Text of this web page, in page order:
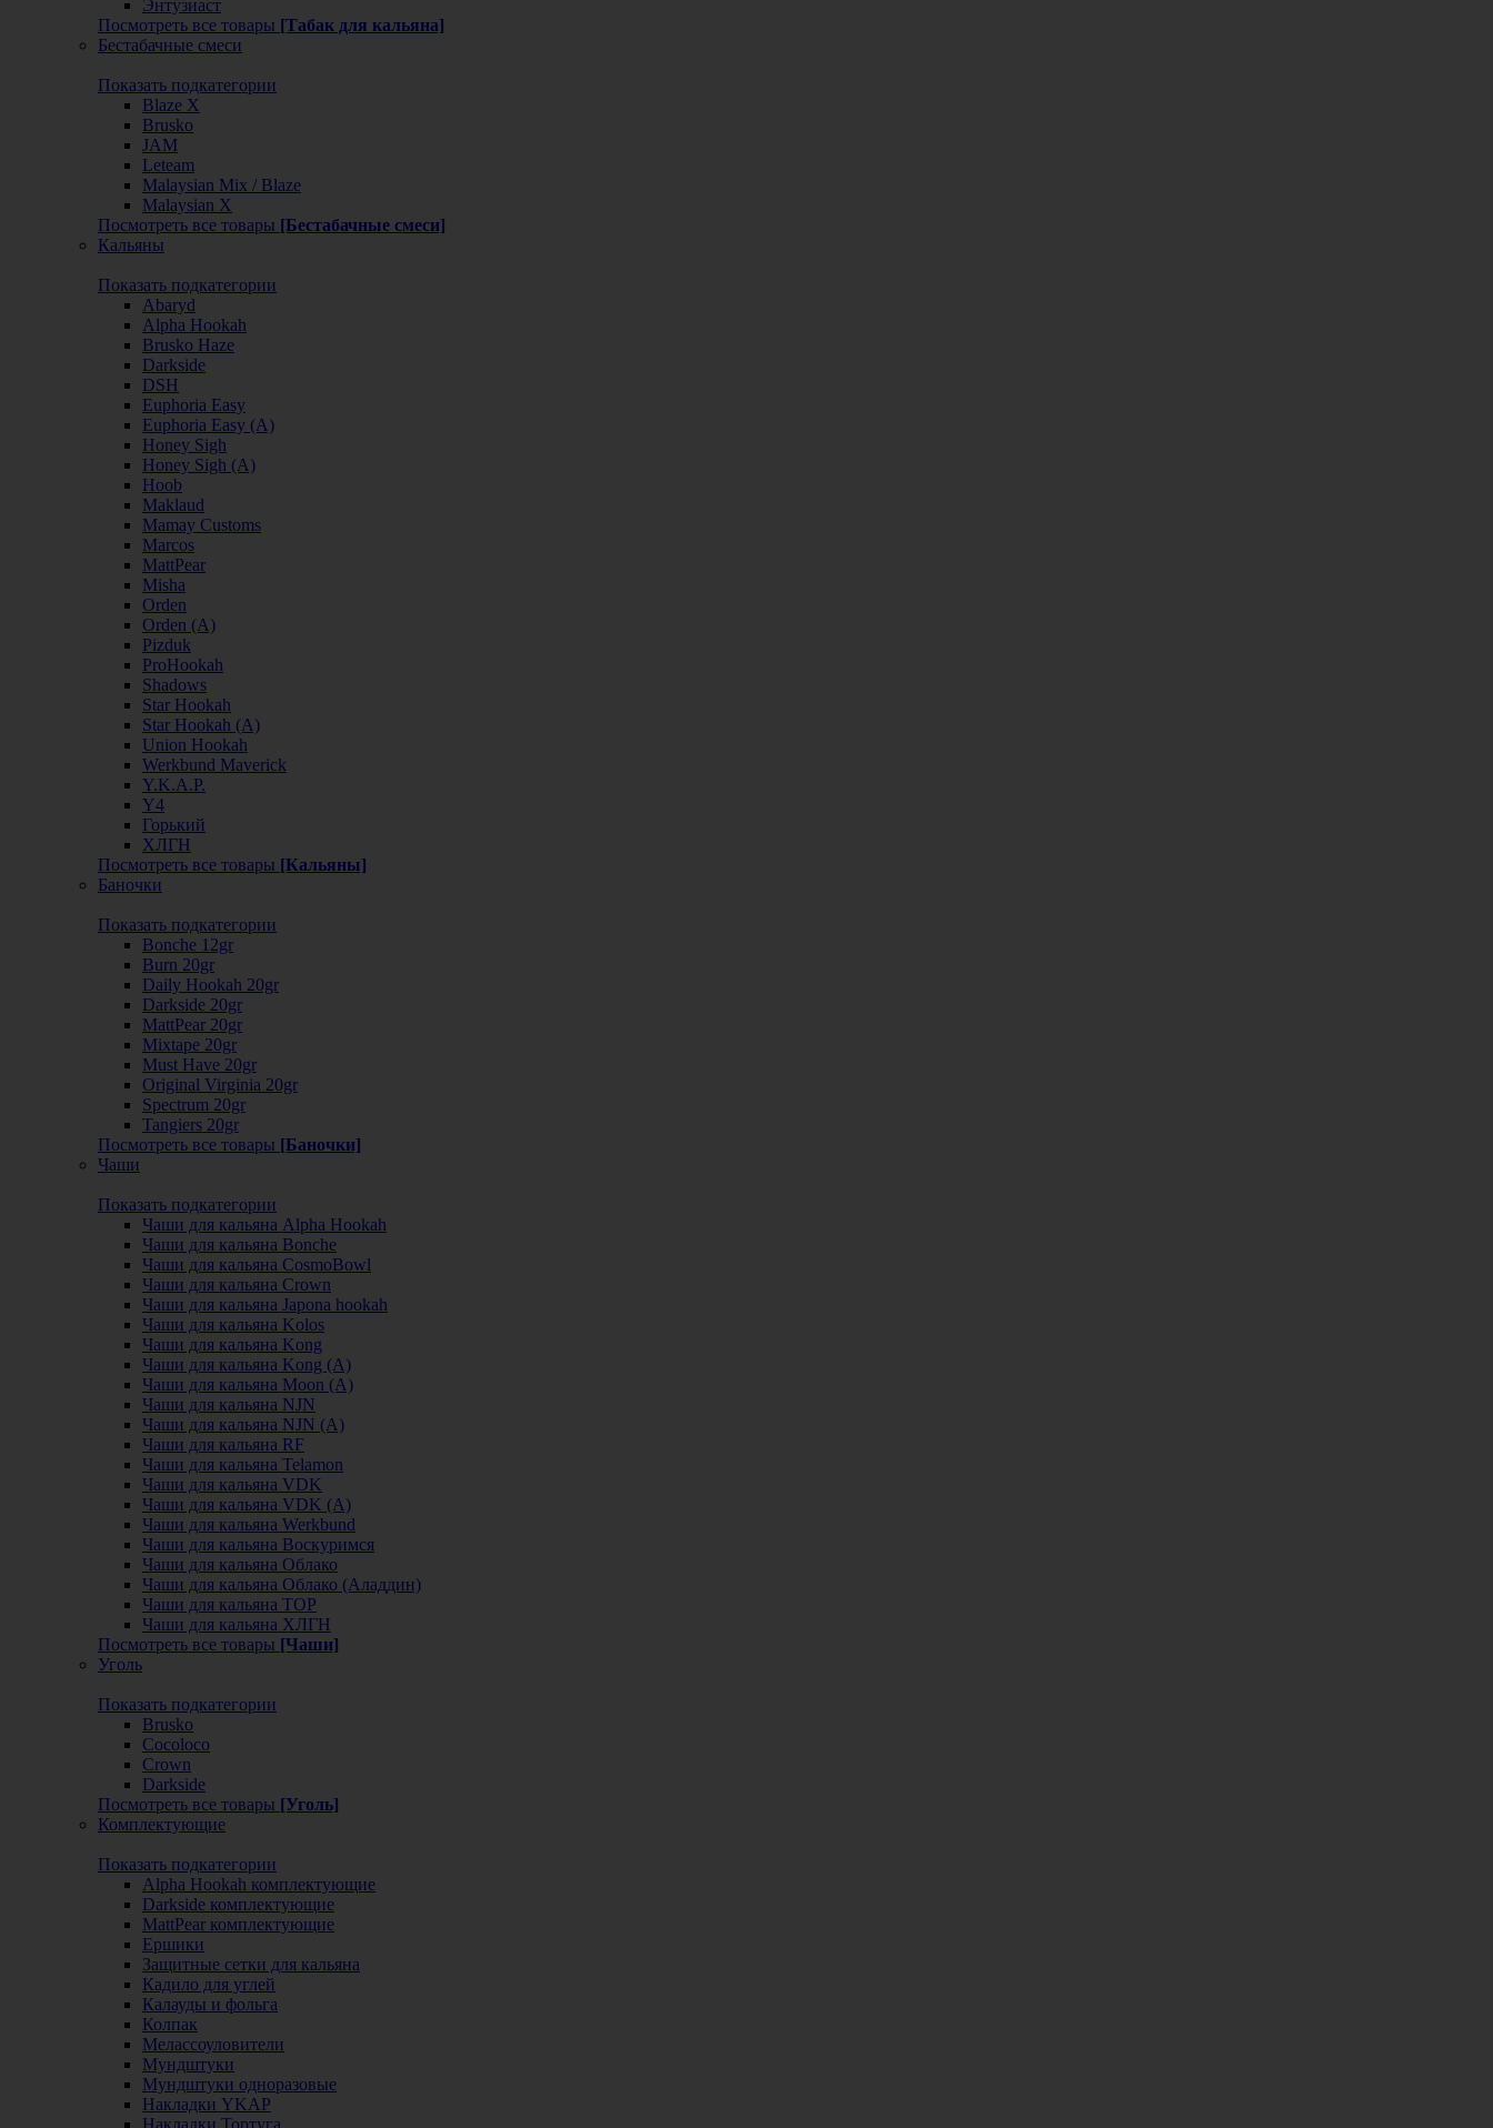
Энтузиаст
Посмотреть все товары [Табак для кальяна]
Бестабачные смеси
Показать подкатегории
Blaze X
Brusko
JAM
Leteam
Malaysian Mix / Blaze
Malaysian X
Посмотреть все товары [Бестабачные смеси]
Кальяны
Показать подкатегории
Abaryd
Alpha Hookah
Brusko Haze
Darkside
DSH
Euphoria Easy
Euphoria Easy (А)
Honey Sigh
Honey Sigh (А)
Hoob
Maklaud
Mamay Customs
Marcos
MattPear
Misha
Orden
Orden (А)
Pizduk
ProHookah
Shadows
Star Hookah
Star Hookah (А)
Union Hookah
Werkbund Maverick
Y.K.A.P.
Y4
Горький
ХЛГН
Посмотреть все товары [Кальяны]
Баночки
Показать подкатегории
Bonche 12gr
Burn 20gr
Daily Hookah 20gr
Darkside 20gr
MattPear 20gr
Mixtape 20gr
Must Have 20gr
Original Virginia 20gr
Spectrum 20gr
Tangiers 20gr
Посмотреть все товары [Баночки]
Чаши
Показать подкатегории
Чаши для кальяна Alpha Hookah
Чаши для кальяна Bonche
Чаши для кальяна CosmoBowl
Чаши для кальяна Crown
Чаши для кальяна Japona hookah
Чаши для кальяна Kolos
Чаши для кальяна Kong
Чаши для кальяна Kong (A)
Чаши для кальяна Moon (А)
Чаши для кальяна NJN
Чаши для кальяна NJN (А)
Чаши для кальяна RF
Чаши для кальяна Telamon
Чаши для кальяна VDK
Чаши для кальяна VDK (А)
Чаши для кальяна Werkbund
Чаши для кальяна Воскуримся
Чаши для кальяна Облако
Чаши для кальяна Облако (Аладдин)
Чаши для кальяна ТОР
Чаши для кальяна ХЛГН
Посмотреть все товары [Чаши]
Уголь
Показать подкатегории
Brusko
Cocoloco
Crown
Darkside
Посмотреть все товары [Уголь]
Комплектующие
Показать подкатегории
Alpha Hookah комплектующие
Darkside комплектующие
MattPear комплектующие
Ершики
Защитные сетки для кальяна
Кадило для углей
Калауды и фольга
Колпак
Мелассоуловители
Мундштуки
Мундштуки одноразовые
Накладки YKAP
Накладки Тортуга